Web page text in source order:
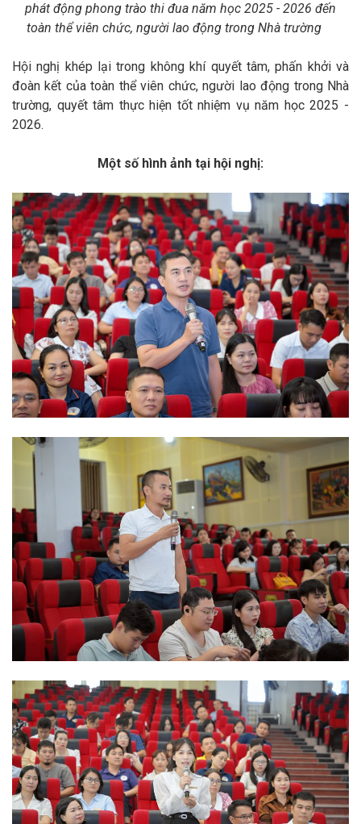
phát động phong trào thi đua năm học 2025 - 2026 đến
toàn thể viên chức, người lao động trong Nhà trường
Hội nghị khép lại trong không khí quyết tâm, phấn khởi và
đoàn kết của toàn thể viên chức, người lao động trong Nhà
trường, quyết tâm thực hiện tốt nhiệm vụ năm học 2025 -
2026.
Một số hình ảnh tại hội nghị: